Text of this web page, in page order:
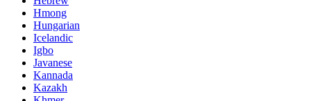
Hmong
Hungarian
Icelandic
Igbo
Javanese
Kannada
Kazakh